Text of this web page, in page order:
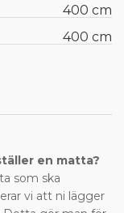
400 cm
400 cm
en matta?
som ska
vi att ni lägger